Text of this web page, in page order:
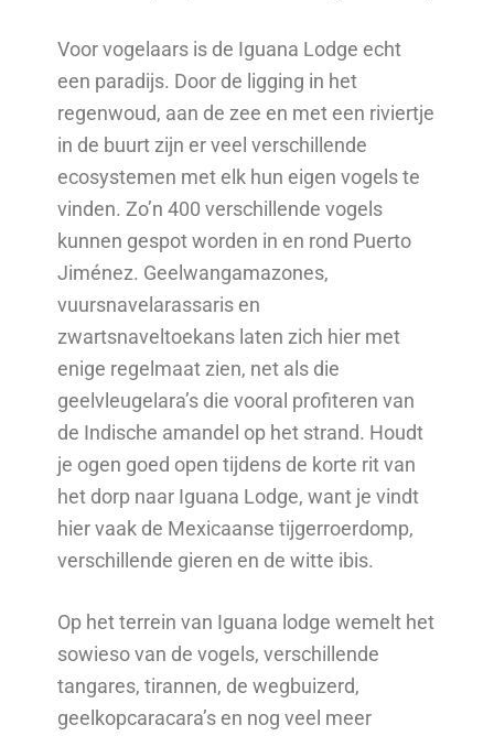
Voor vogelaars is de Iguana Lodge echt
een paradijs. Door de ligging in het
regenwoud, aan de zee en met een riviertje
in de buurt zijn er veel verschillende
ecosystemen met elk hun eigen vogels te
vinden. Zo’n 400 verschillende vogels
kunnen gespot worden in en rond Puerto
Jiménez. Geelwangamazones,
vuursnavelarassaris en
zwartsnaveltoekans laten zich hier met
enige regelmaat zien, net als die
geelvleugelara’s die vooral profiteren van
de Indische amandel op het strand. Houdt
je ogen goed open tijdens de korte rit van
het dorp naar Iguana Lodge, want je vindt
hier vaak de Mexicaanse tijgerroerdomp,
verschillende gieren en de witte ibis.
Op het terrein van Iguana lodge wemelt het
sowieso van de vogels, verschillende
tangares, tirannen, de wegbuizerd,
geelkopcaracara’s en nog veel meer